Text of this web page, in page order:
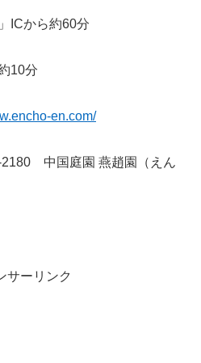
ICから約60分
10分
en.com/
2180 中国庭園 燕趙園（えん
サーリンク